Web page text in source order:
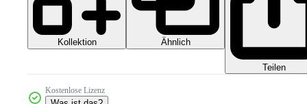
Kollektion Ähnlich
Teilen
Kostenlose Lizenz